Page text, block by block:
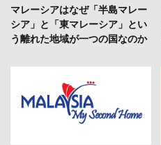
マレーシアはなぜ「半島マレー
シア」と「東マレーシア」とい
う離れた地域が一つの国なのか